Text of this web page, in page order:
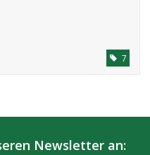
7
Newsletter an: